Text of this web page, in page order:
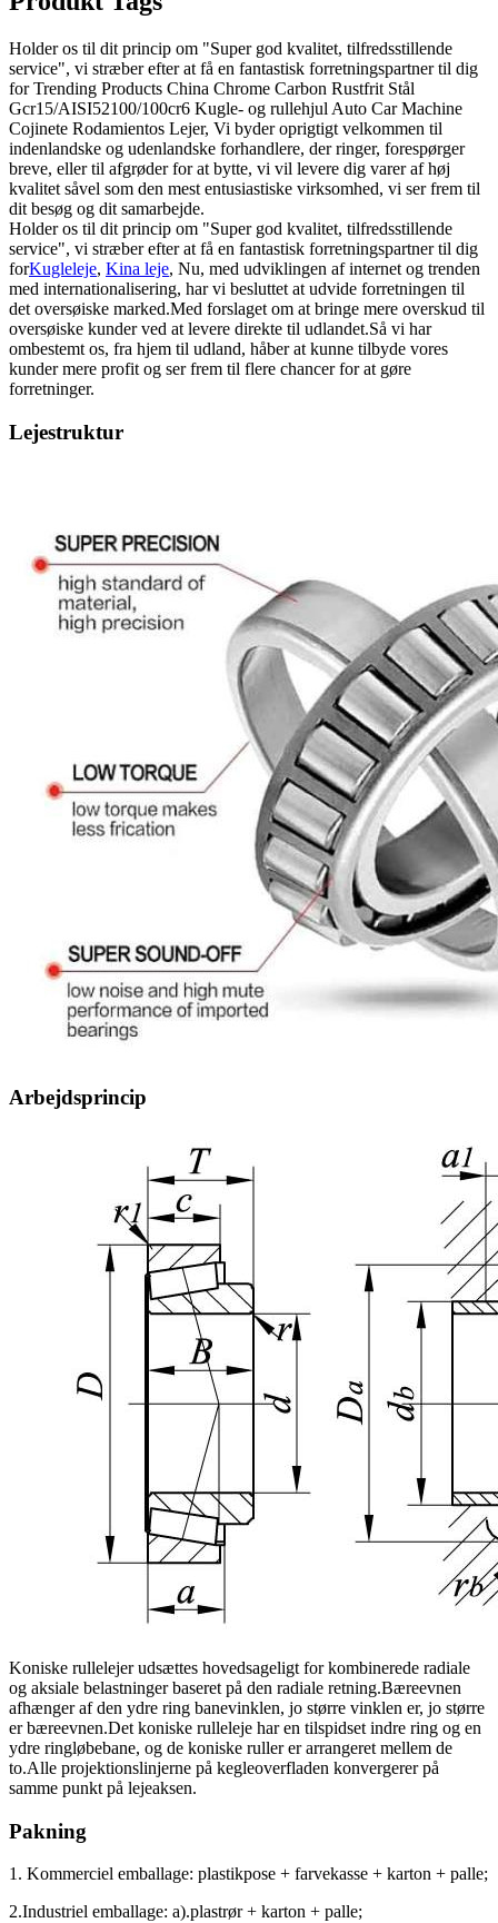
Holder os til dit princip om "Super god kvalitet, tilfredsstillende
service", vi stræber efter at få en fantastisk forretningspartner til dig
for Trending Products China Chrome Carbon Rustfrit Stål
Gcr15/AISI52100/100cr6 Kugle- og rullehjul Auto Car Machine
Cojinete Rodamientos Lejer, Vi byder oprigtigt velkommen til
indenlandske og udenlandske forhandlere, der ringer, forespørger
breve, eller til afgrøder for at bytte, vi vil levere dig varer af høj
kvalitet såvel som den mest entusiastiske virksomhed, vi ser frem til
dit besøg og dit samarbejde.
Holder os til dit princip om "Super god kvalitet, tilfredsstillende
service", vi stræber efter at få en fantastisk forretningspartner til dig
forKugleleje, Kina leje, Nu, med udviklingen af ​​internet og trenden
med internationalisering, har vi besluttet at udvide forretningen til
det oversøiske marked.Med forslaget om at bringe mere overskud til
oversøiske kunder ved at levere direkte til udlandet.Så vi har
ombestemt os, fra hjem til udland, håber at kunne tilbyde vores
kunder mere profit og ser frem til flere chancer for at gøre
forretninger.
Lejestruktur
Arbejdsprincip
Koniske rullelejer udsættes hovedsageligt for kombinerede radiale
og aksiale belastninger baseret på den radiale retning.Bæreevnen
afhænger af den ydre ring banevinklen, jo større vinklen er, jo større
er bæreevnen.Det koniske rulleleje har en tilspidset indre ring og en
ydre ringløbebane, og de koniske ruller er arrangeret mellem de
to.Alle projektionslinjerne på kegleoverfladen konvergerer på
samme punkt på lejeaksen.
Pakning
1. Kommerciel emballage: plastikpose + farvekasse + karton + palle;
2.Industriel emballage: a).plastrør + karton + palle;